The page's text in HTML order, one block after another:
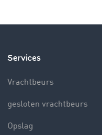
Services
Vrachtbeurs
gesloten vrachtbeurs
Opslag